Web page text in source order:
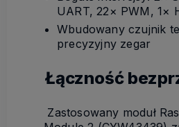
UART, 22× PWM, 1×
Wbudowany czujnik
precyzyjny zegar
Łączność
Zastosowany moduł